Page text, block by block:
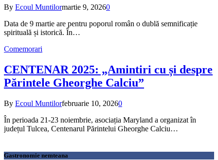
By Ecoul Muntilormartie 9, 20260
Data de 9 martie are pentru poporul român o dublă semnificație
spirituală și istorică. În…
Comemorari
CENTENAR 2025: „Amintiri cu și despre
Părintele Gheorghe Calciu”
By Ecoul Muntilorfebruarie 10, 20260
În perioada 21-23 noiembrie, asociația Maryland a organizat în
județul Tulcea, Centenarul Părintelui Gheorghe Calciu…
Gastronomie nemteana